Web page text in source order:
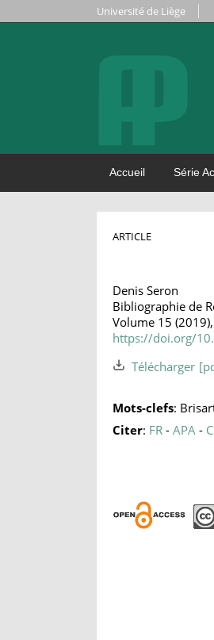
Université de Liège
Accueil Série
ARTICLE
Denis Seron
Bibliographie de
Volume 15
https://doi.org/
Télécharger
Mots-clefs:
Citer: FR - APA -